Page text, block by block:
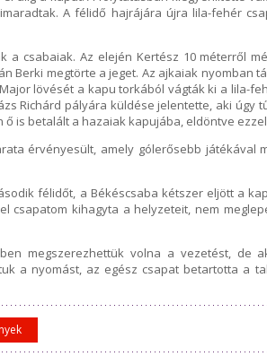
A félidő hajrájára újra lila-fehér
a csabaiak. Az elején Kertész 10 méterről
Berki megtörte a jeget. Az ajkaiak nyomban
lövését a kapu torkából vágták ki a lila-
Richárd pályára küldése jelentette, aki úgy
ő is betalált a hazaiak kapujába, eldöntve
érvényesült, amely gólerősebb játékával
félidőt, a Békéscsaba kétszer eljött a
csapatom kihagyta a helyzeteit, nem
megszerezhettük volna a vezetést, de
a nyomást, az egész csapat betartotta a